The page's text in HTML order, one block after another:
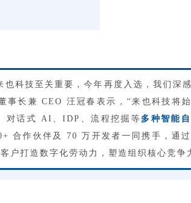
科技至关重要，今年再度入选，我们深
事长兼 CEO 汪冠春表示，“来也科技将
对话式 AI、IDP、流程挖掘等 多种智能
合作伙伴及 70 万开发者一同携手，通
户打造数字化劳动力，塑造组织核心竞争